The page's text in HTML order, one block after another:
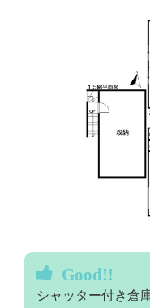
Good!!
シャッター付き倉